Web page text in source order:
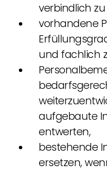
verbindlich
vorhandene
und fachlich
aufgebaute
entwerten,
bestehende
ersetzen,